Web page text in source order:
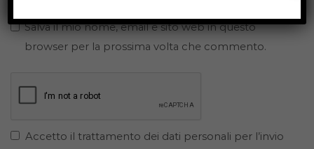
Salva il mio nome, email e sito web in questo
browser per la prossima volta che commento.
Accetto il trattamento dei dati personali per l’invio